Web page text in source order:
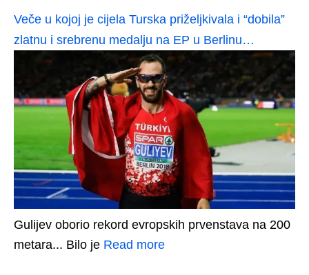
Veče u kojoj je cijela Turska priželjkivala i “dobila”
zlatnu i srebrenu medalju na EP u Berlinu…
Gulijev oborio rekord evropskih prvenstava na 200
metara... Bilo je Read more